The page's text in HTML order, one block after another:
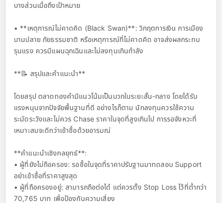
บางส่วนเมื่อถึงเป้าหมาย
• **เหตุการณ์ไม่คาดคิด (Black Swan)**: วิกฤตการเงิน การเมือง
บานปลาย ภัยธรรมชาติ หรือเหตุการณ์ที่ไม่คาดคิด อาจส่งผลกระทบ
รุนแรง ควรมีแผนฉุกเฉินและไม่ลงทุนเกินกำลัง
**📝 สรุปและคำแนะนำ**
โดยสรุป ตลาดทองคำมีแนวโน้มเป็นบวกในระยะสั้น-กลาง โดยได้รับ
แรงหนุนจากปัจจัยพื้นฐานที่ดี อย่างไรก็ตาม นักลงทุนควรใช้ความ
ระมัดระวังและไม่ควร Chase ราคาในจุดที่สูงเกินไป การรอจังหวะที่
เหมาะสมจะดีกว่าเข้าซื้อด้วยอารมณ์
**คำแนะนำเชิงกลยุทธ์**:
• ผู้ที่ยังไม่ถือครอง: รอซื้อในจุดที่ราคาปรับฐานมาทดสอบ Support
อย่าเข้าซื้อที่ราคาสูงสุด
• ผู้ที่ถือครองอยู่: สามารถถือต่อได้ แต่ควรตั้ง Stop Loss ไว้ที่ต่ำกว่า
70,765 บาท เพื่อป้องกันความเสี่ยง